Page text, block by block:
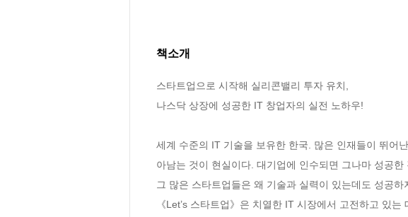
책소개
스타트업으로 시작해 실리콘밸리 투자 유치,
나스닥 상장에 성공한 IT 창업자의 실전 노하우!
세계 수준의 IT 기술을 보유한 한국. 많은 인재들이 뛰어
아남는 것이 현실이다. 대기업에 인수되면 그나마 성공한
그 많은 스타트업들은 왜 기술과 실력이 있는데도 성공
《Let’s 스타트업》은 치열한 IT 시장에서 고전하고 있